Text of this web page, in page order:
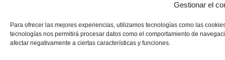
Gestionar el
Para ofrecer las mejores experiencias, utilizamos tecnologías como las
tecnologías nos permitirá procesar datos como el comportamiento de
afectar negativamente a ciertas características y funciones.